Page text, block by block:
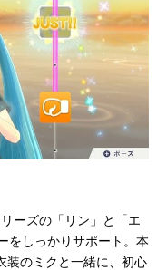
ーズの「リン」と「エ
をしっかりサポート。本
装のミクと一緒に、初心